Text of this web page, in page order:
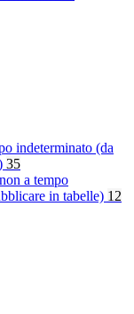
indeterminato (da
35
a tempo
in tabelle) 12